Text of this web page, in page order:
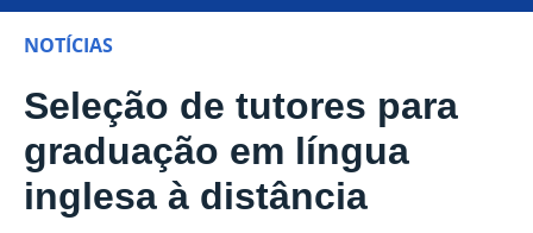
NOTÍCIAS
Seleção de tutores para
graduação em língua
inglesa à distância